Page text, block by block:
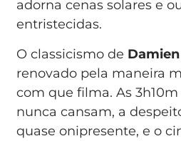
adorna cenas solares e
entristecidas.
O classicismo de
renovado pela maneira
com que filma. As 3h10m
nunca cansam, a
quase onipresente, e o